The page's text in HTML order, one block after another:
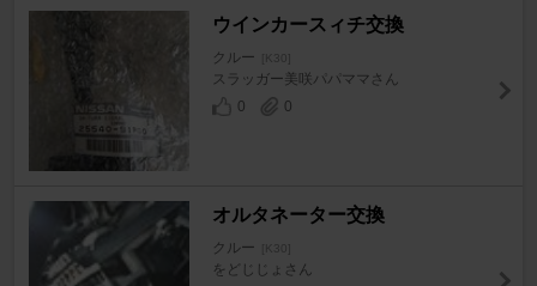
ウインカースィチ交換
クルー [K30]
スラッガー美咲パパママさん
0
0
オルタネーター交換
クルー [K30]
をどじじょさん